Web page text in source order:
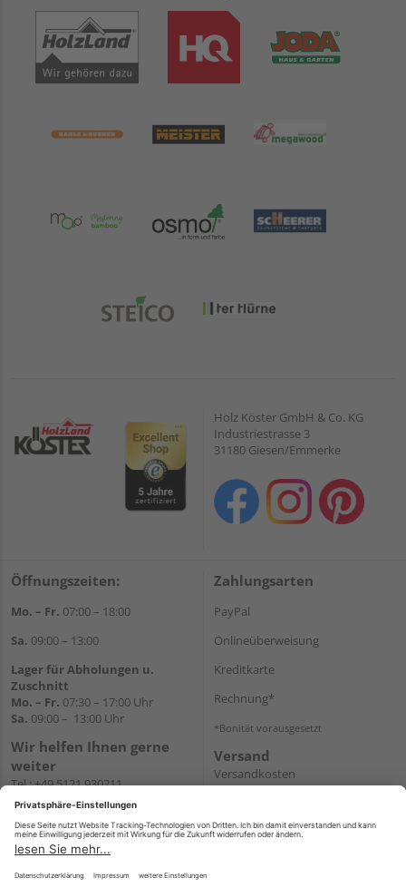
Holz Köster GmbH & Co. KG
Industriestrasse 3
31180 Giesen/Emmerke
Öffnungszeiten:
Mo. – Fr. 07:00 – 18:00
Sa. 09:00 – 13:00
Lager für Abholungen u.
Zuschnitt
Mo. – Fr. 07:30 – 17:00 Uhr
Sa. 09:00 – 13:00 Uhr
Wir helfen Ihnen gerne
weiter
Tel.:+49 5121 930211
E-Mail:holzlandshop@holzland-
Newsletter
Zahlungsarten
PayPal
Onlineüberweisung
Kreditkarte
Rechnung*
*Bonität vorausgesetzt
Versand
Versandkosten